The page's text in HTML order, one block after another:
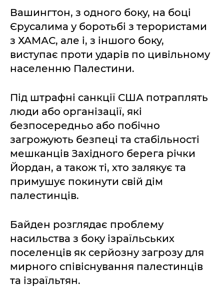
Вашингтон, з одного боку, на боці
Єрусалима у боротьбі з терористами
з ХАМАС, але і, з іншого боку,
виступає проти ударів по цивільному
населенню Палестини.
Під штрафні санкції США потраплять
люди або організації, які
безпосередньо або побічно
загрожують безпеці та стабільності
мешканців Західного берега річки
Йордан, а також ті, хто залякує та
примушує покинути свій дім
палестинців.
Байден розглядає проблему
насильства з боку ізраїльських
поселенців як серйозну загрозу для
мирного співіснування палестинців
та ізраїльтян.